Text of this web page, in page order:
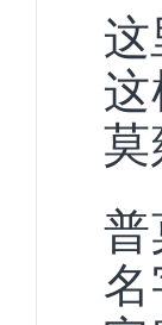
莫
普
名